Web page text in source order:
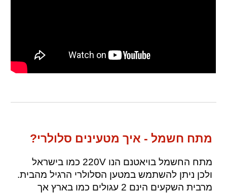
מתח חשמל - איך מטעינים סלולרי?
מתח החשמל בויאטנם הנו 220V כמו בישראל
ולכן ניתןלהשתמש במטען הסלולרי הרגיל מהבית.
מרבית השקעים הינם 2 עגולים
כמו בארץ אך